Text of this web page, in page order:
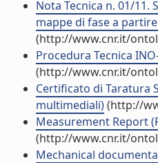
Nota Tecnica n. 01/
mappe di fase a
(http://www.cnr.it/
Procedura Tecnica
(http://www.cnr.it/
Certificato di Taratura
multimediali)(http://
Measurement Report
(http://www.cnr.it/
Mechanical